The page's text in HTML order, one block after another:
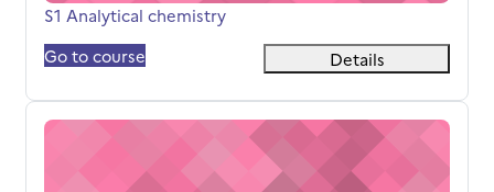
Název kurzu
S1 Analytical chemistry
Go to course
Details
Mathématiques S1 2025-2026